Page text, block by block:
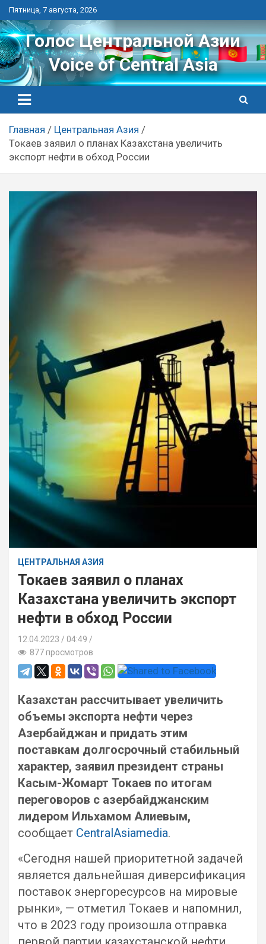
Перейти
к
контенту
Пятница, 7 августа, 2026
Голос Центральной Азии
Voice of Central Asia
Главная
Центральная Азия
Токаев заявил о планах Казахстана увеличить
экспорт нефти в обход России
ЦЕНТРАЛЬНАЯ АЗИЯ
Токаев заявил о планах
Казахстана увеличить экспорт
нефти в обход России
12.04.2023
04:49 /
877 просмотров
Казахстан рассчитывает увеличить
объемы экспорта нефти через
Азербайджан и придать этим
поставкам долгосрочный стабильный
характер, заявил президент страны
Касым-Жомарт Токаев по итогам
переговоров с азербайджанским
лидером Ильхамом Алиевым,
сообщает CentralAsiamedia.
«Сегодня нашей приоритетной задачей
является дальнейшая диверсификация
поставок энергоресурсов на мировые
рынки», — отметил Токаев и напомнил,
что в 2023 году произошла отправка